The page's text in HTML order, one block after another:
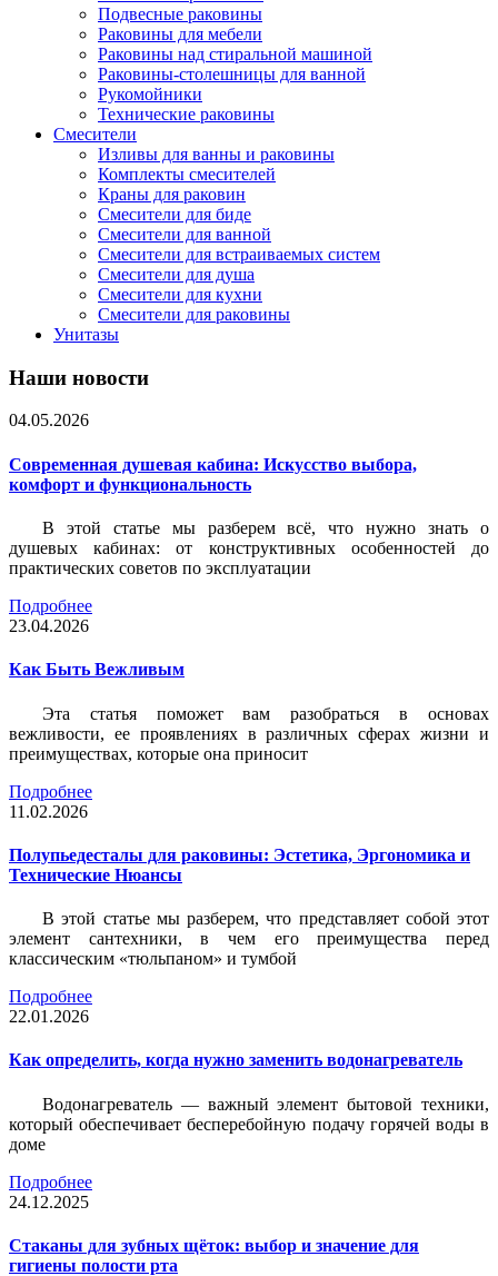
Подвесные раковины
Раковины для мебели
Раковины над стиральной машиной
Раковины-столешницы для ванной
Рукомойники
Технические раковины
Смесители
Изливы для ванны и раковины
Комплекты смесителей
Краны для раковин
Смесители для биде
Смесители для ванной
Смесители для встраиваемых систем
Смесители для душа
Смесители для кухни
Смесители для раковины
Унитазы
Наши новости
04.05.2026
Современная душевая кабина: Искусство выбора,
комфорт и функциональность
В этой статье мы разберем всё, что нужно знать о
душевых кабинах: от конструктивных особенностей до
практических советов по эксплуатации
Подробнее
23.04.2026
Как Быть Вежливым
Эта статья поможет вам разобраться в основах
вежливости, ее проявлениях в различных сферах жизни и
преимуществах, которые она приносит
Подробнее
11.02.2026
Полупьедесталы для раковины: Эстетика, Эргономика и
Технические Нюансы
В этой статье мы разберем, что представляет собой этот
элемент сантехники, в чем его преимущества перед
классическим «тюльпаном» и тумбой
Подробнее
22.01.2026
Как определить, когда нужно заменить водонагреватель
Водонагреватель — важный элемент бытовой техники,
который обеспечивает бесперебойную подачу горячей воды в
доме
Подробнее
24.12.2025
Стаканы для зубных щёток: выбор и значение для
гигиены полости рта